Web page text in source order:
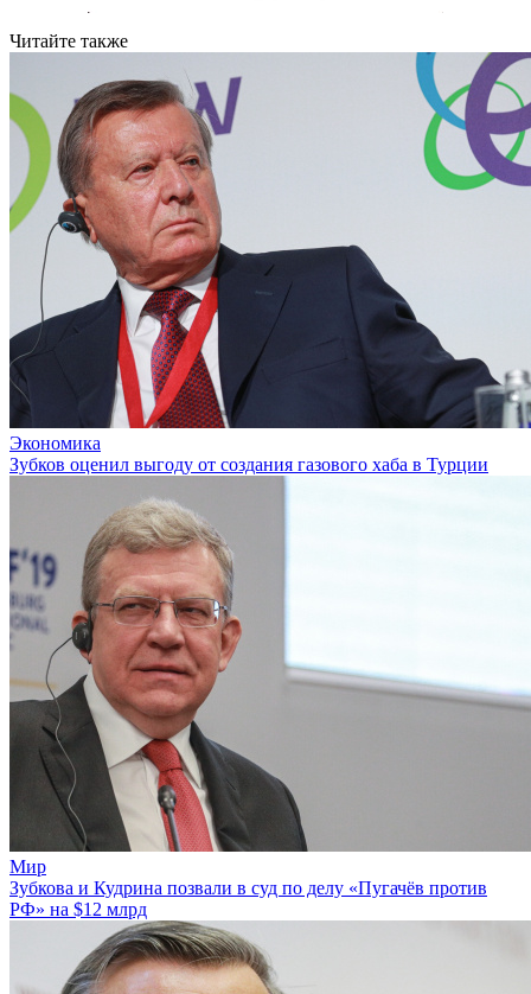
Читайте также
Экономика
Зубков оценил выгоду от создания газового хаба в Турции
Мир
Зубкова и Кудрина позвали в суд по делу «Пугачёв против
РФ» на $12 млрд